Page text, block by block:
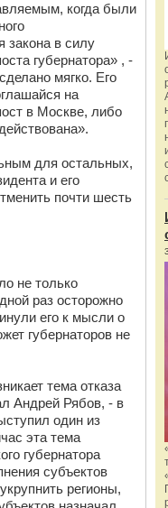
когда были
закона в силу
губернатора» , -
мягко. Его
на
в Москве, либо
для остальных,
и его
почти шесть
не только
раз осторожно
его к мысли о
губернаторов не
тема отказа
Андрей Рябов, - в
один из
эта тема
губернатора
субъектов
регионы,